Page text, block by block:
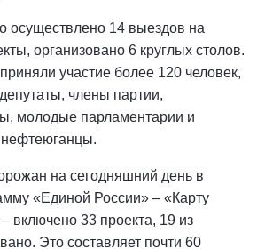
осуществлено 14 выездов на
организовано 6 круглых столов.
участие более 120 человек,
члены партии,
молодые парламентарии и
на сегодняшний день в
«Единой России» – «Карту
включено 33 проекта, 19 из
Это составляет почти 60